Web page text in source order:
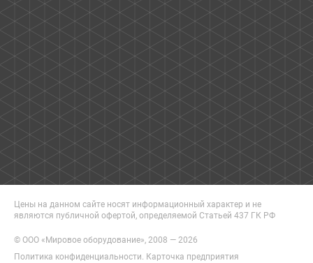
Цены на данном сайте носят информационный характер и не
являются публичной офертой, определяемой Статьей 437 ГК РФ
© ООО «Мировое оборудование», 2008 — 2026
Политика конфиденциальности Карточка предприятия